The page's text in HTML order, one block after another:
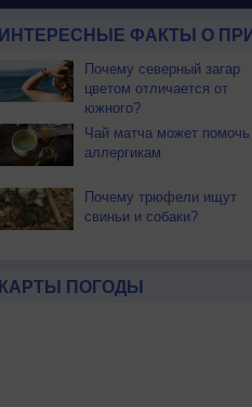
ИНТЕРЕСНЫЕ ФАКТЫ О
Почему северный загар
цветом отличается от
южного?
Чай матча может помочь
аллергикам
Почему трюфели ищут
свиньи и собаки?
КАРТЫ ПОГОДЫ